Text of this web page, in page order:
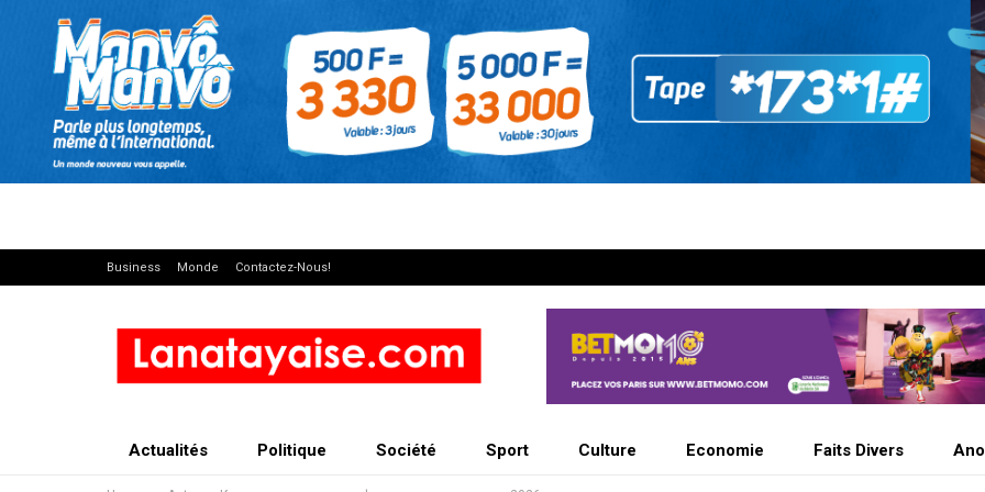
Business Monde Contactez-Nous!
Actualités Politique Société Sport Culture Economie Faits Divers